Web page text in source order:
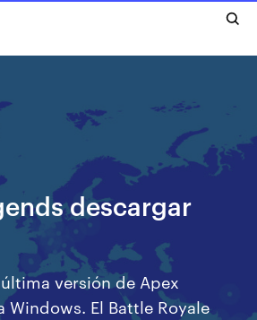
descargar
versión de Apex
Windows. El Battle Royale